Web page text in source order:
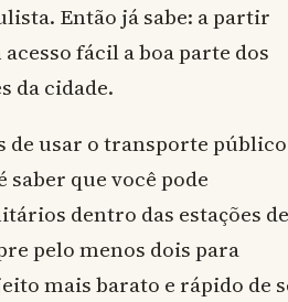
Então já sabe: a partir
fácil a boa parte dos
da cidade.
de usar o transporte
saber que você pode
dentro das estações de
pelo menos dois para
mais barato e rápido de